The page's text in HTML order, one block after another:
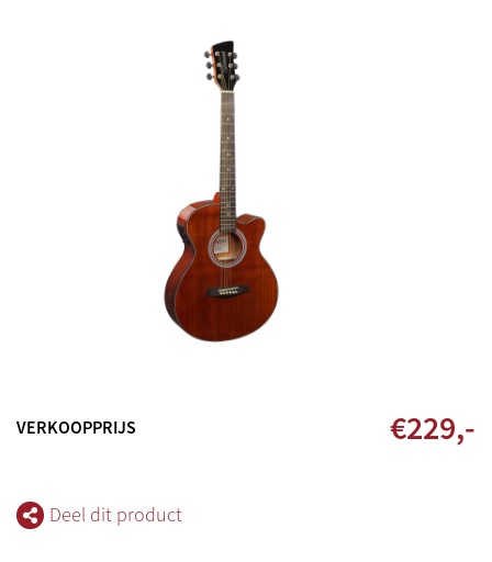
VERKOOPPRIJS €229,-
Deel dit product